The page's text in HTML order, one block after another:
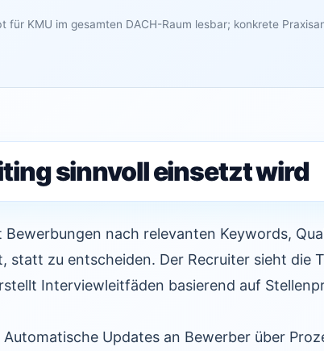
für KMU im gesamten DACH-Raum lesbar; konkrete
sinnvoll einsetzt wird
Bewerbungen nach relevanten Keywords,
zu entscheiden. Der Recruiter sieht die
Interviewleitfäden basierend auf
Automatische Updates an Bewerber über